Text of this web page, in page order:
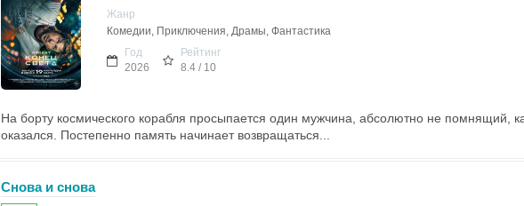
Жанр
Комедии, Приключения, Драмы, Фантастика
Год
2026
Рейтинг
8.4 / 10
На борту космического корабля просыпается один мужчина, абсолютно не помнящий,
оказался. Постепенно память начинает возвращаться...
Снова и снова